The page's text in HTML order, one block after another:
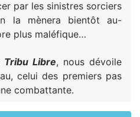
par les sinistres sorciers
la mènera bientôt au-
plus maléfique…
Tribu Libre, nous dévoile
celui des premiers pas
combattante.